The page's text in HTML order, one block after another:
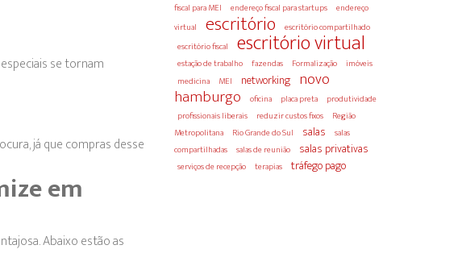
se tornam
já que compras desse
em
Abaixo estão as
fiscal para MEI
endereço fiscal para startups
endereço
virtual
escritório
escritório compartilhado
escritório fiscal
escritório virtual
estação de trabalho fazendas Formalização
imóveis
medicina
MEI networking novo
hamburgo oficina placa preta
produtividade
profissionais liberais
reduzir custos fixos
Região
Metropolitana
Rio Grande do Sul salas
salas
compartilhadas
salas de reunião salas privativas
serviços de recepção terapias tráfego pago